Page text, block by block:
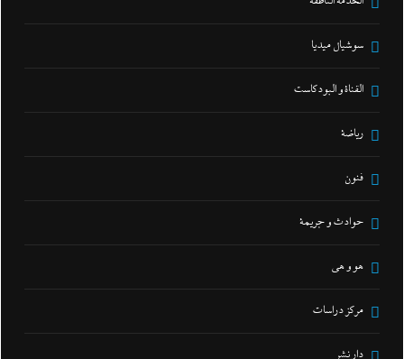
سوشيال ميديا
القناة و البودكاست
رياضة
فنون
حوادث و جريمة
هو و هي
مركز دراسات
دار نشر